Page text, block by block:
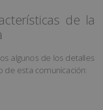
de la
algunos de los detalles
de esta comunicación: